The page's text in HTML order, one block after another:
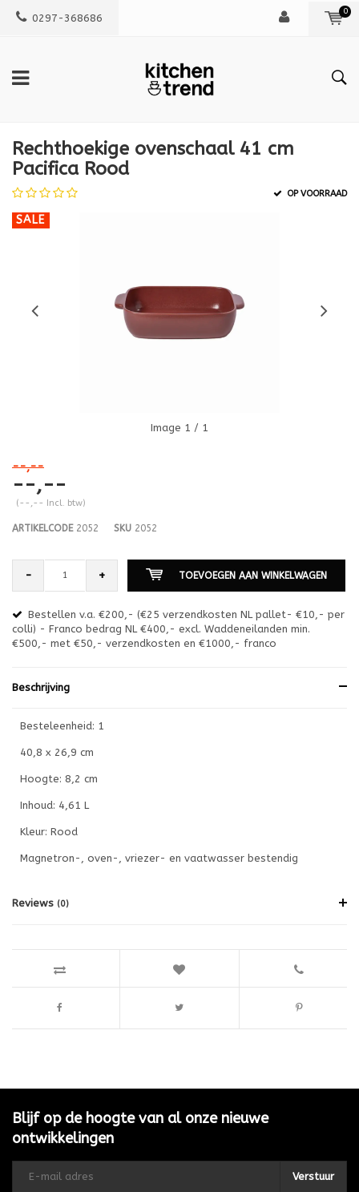
0297-368686
0
Rechthoekige ovenschaal 41 cm
Pacifica Rood
OP VOORRAAD
SALE
Image 1 / 1
--,--
--,--
(--,-- Incl. btw)
ARTIKELCODE2052 SKU 2052
- + TOEVOEGEN AAN WINKELWAGEN
Bestellen v.a. €200,- (€25 verzendkosten NL pallet- €10,- per
colli) - Franco bedrag NL €400,- excl. Waddeneilanden min.
€500,- met €50,- verzendkosten en €1000,- franco
Beschrijving
Besteleenheid: 1
40,8 x 26,9 cm
Hoogte: 8,2 cm
Inhoud: 4,61 L
Kleur: Rood
Magnetron-, oven-, vriezer- en vaatwasser bestendig
Reviews (0)
Blijf op de hoogte van al onze nieuwe
ontwikkelingen
Verstuur